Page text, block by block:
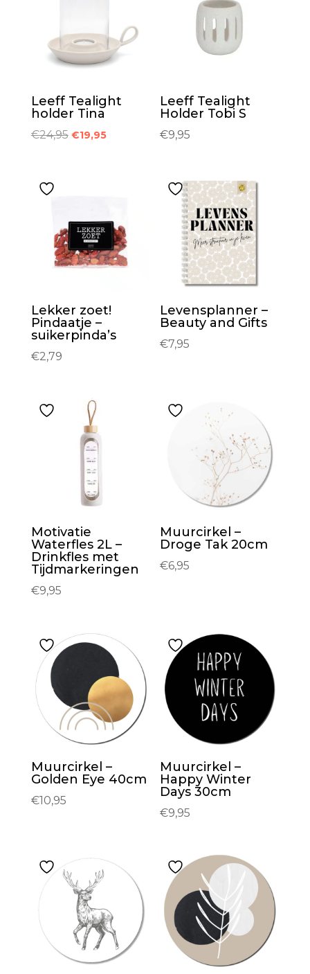
Leeff Tealight
holder Tina
€24,95 Oorspronkelijke
€19,95Huidige
Leeff Tealight
Holder Tobi S
€9,95
Lekker zoet!
Pindaatje –
suikerpinda’s
€2,79
Levensplanner –
Beauty and Gifts
€7,95
Motivatie
Waterfles 2L –
Drinkfles met
Tijdmarkeringen
€9,95
Muurcirkel –
Droge Tak 20cm
€6,95
Muurcirkel –
Golden Eye 40cm
€10,95
Muurcirkel –
Happy Winter
Days 30cm
€9,95